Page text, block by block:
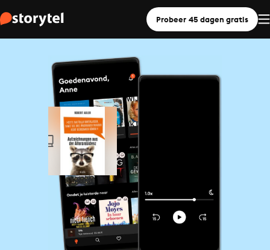
Probeer 45 dagen gratis